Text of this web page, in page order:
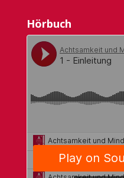
Hörbuch